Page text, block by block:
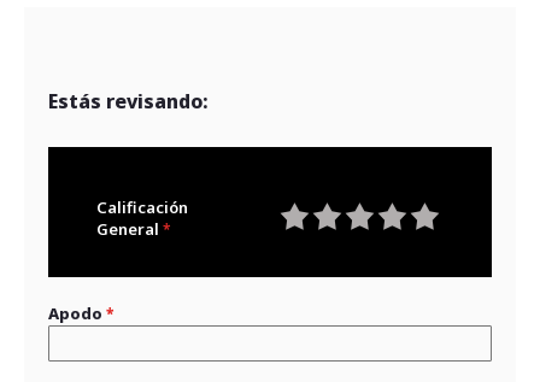
Estás revisando:
Calificación
General
Apodo